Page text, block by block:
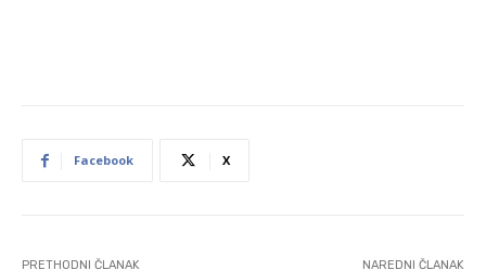
Facebook X
PRETHODNI ČLANAK NAREDNI ČLANAK